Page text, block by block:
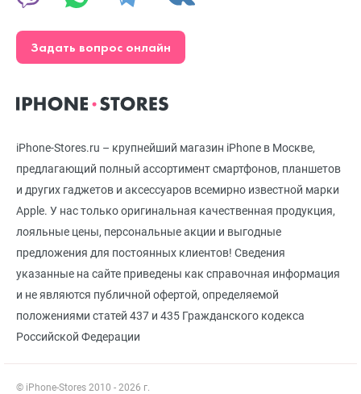
iPhone-Stores.ru – крупнейший магазин iPhone в Москве,
предлагающий полный ассортимент смартфонов, планшетов
и других гаджетов и аксессуаров всемирно известной марки
Apple. У нас только оригинальная качественная продукция,
лояльные цены, персональные акции и выгодные
предложения для постоянных клиентов! Сведения
указанные на сайте приведены как справочная информация
и не являются публичной офертой, определяемой
положениями статей 437 и 435 Гражданского кодекса
Российской Федерации
© iPhone-Stores 2010 - 2026 г.
Задать вопрос онлайн